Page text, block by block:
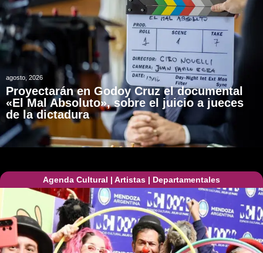
agosto, 2026
Proyectarán en Godoy Cruz el documental
«El Mal Absoluto», sobre el juicio a jueces
de la dictadura
Agenda Cultural | Artistas | Departamentales